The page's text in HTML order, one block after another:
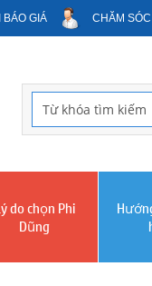
BÁO GIÁ CHĂM
do chọn Phi
Dũng